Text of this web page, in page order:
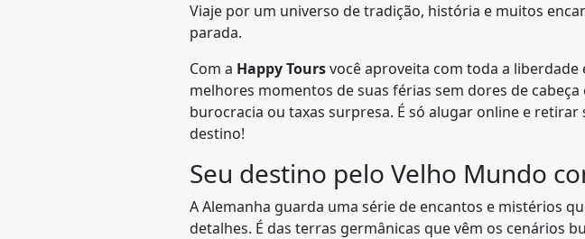
Viaje por um universo de tradição, história e muitos
parada.
Com a Happy Toursvocê aproveita com toda a liberdade
melhores momentos de suas férias sem dores de cabeça
burocracia ou taxas surpresa. É só alugar online e retirar
destino!
Seu destino pelo Velho Mundo
A Alemanha guarda uma série de encantos e mistérios
detalhes. É das terras germânicas que vêm os cenários